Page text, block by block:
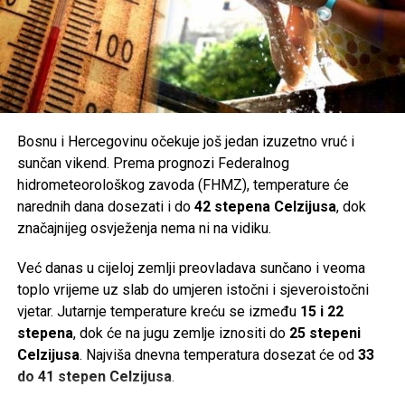
Post
Tweet
Bosnu i Hercegovinu očekuje još jedan izuzetno vruć i
sunčan vikend. Prema prognozi Federalnog
hidrometeorološkog zavoda (FHMZ), temperature će
narednih dana dosezati i do 42 stepena Celzijusa, dok
značajnijeg osvježenja nema ni na vidiku.
Već danas u cijeloj zemlji preovladava sunčano i veoma
toplo vrijeme uz slab do umjeren istočni i sjeveroistočni
vjetar. Jutarnje temperature kreću se između 15 i 22
stepena, dok će na jugu zemlje iznositi do 25 stepeni
Celzijusa. Najviša dnevna temperatura dosezat će od 33
do 41 stepen Celzijusa.